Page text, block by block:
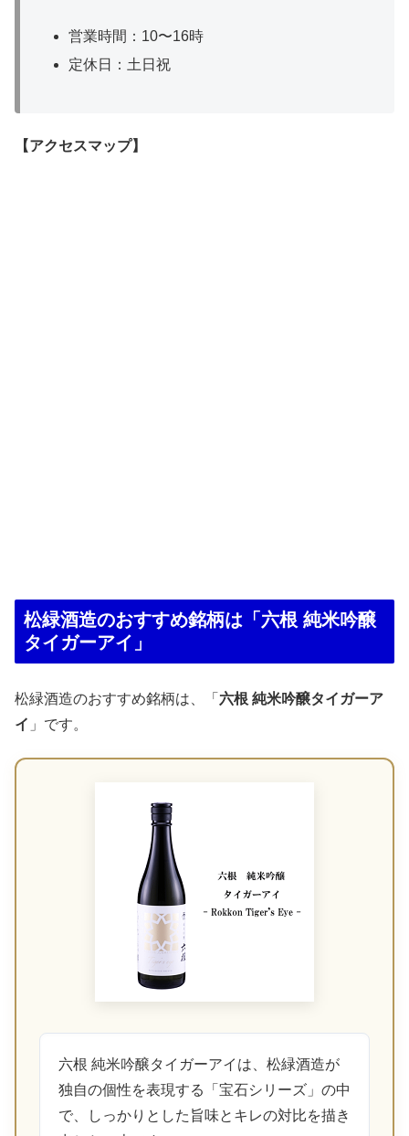
営業時間：10〜16時
定休日：土日祝
【アクセスマップ】
松緑酒造のおすすめ銘柄は「六根 純米吟醸
タイガーアイ」
松緑酒造のおすすめ銘柄は、「 六根 純米吟醸タイガーア
イ 」です。
六根 純米吟醸タイガーアイは、松緑酒造が
独自の個性を表現する「宝石シリーズ」の中
で、しっかりとした旨味とキレの対比を描き